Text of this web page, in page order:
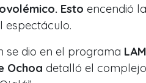
Esto encendió
espectáculo.
se dio en el programa LAM
Ochoa detalló el